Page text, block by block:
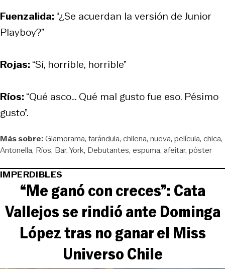
Fuenzalida:“¿Se acuerdan la versión de Junior
Playboy?”
Rojas:“Sí, horrible, horrible”
Ríos:“Qué asco… Qué mal gusto fue eso. Pésimo
gusto”.
Más sobre:Glamorama farándula chilena nueva película chica
Antonella Ríos Bar York Debutantes espuma afeitar póster
IMPERDIBLES
“Me ganó con creces”: Cata
Vallejos se rindió ante Dominga
López tras no ganar el Miss
Universo Chile